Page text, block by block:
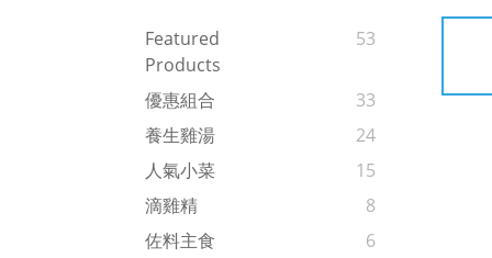
Featured
Products
53
優惠組合
33
養生雞湯
24
人氣小菜
15
滴雞精
8
佐料主食
6